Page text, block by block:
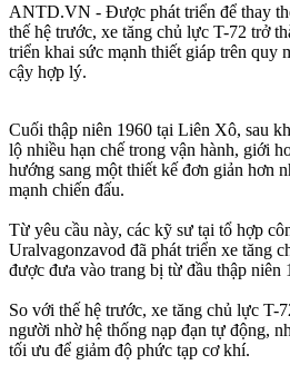
ANTD.VN - Được phát triển để thay
thế hệ trước, xe tăng chủ lực T-72 trở
triển khai sức mạnh thiết giáp trên quy
cậy hợp lý.
Cuối thập niên 1960 tại Liên Xô, sau
lộ nhiều hạn chế trong vận hành, giới
hướng sang một thiết kế đơn giản hơn
mạnh chiến đấu.
Từ yêu cầu này, các kỹ sư tại tổ hợp
Uralvagonzavod đã phát triển xe tăng
được đưa vào trang bị từ đầu thập niên
So với thế hệ trước, xe tăng chủ lực T-
người nhờ hệ thống nạp đạn tự động,
tối ưu để giảm độ phức tạp cơ khí.